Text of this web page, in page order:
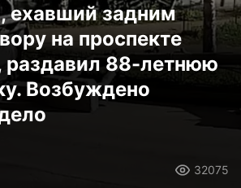
ехавший задним
на проспекте
раздавил 88-летнюю
Возбуждено
32075